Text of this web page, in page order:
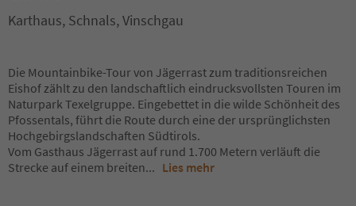
Karthaus, Schnals, Vinschgau
Die Mountainbike-Tour von Jägerrast zum traditionsreichen
Eishof zählt zu den landschaftlich eindrucksvollsten Touren im
Naturpark Texelgruppe. Eingebettet in die wilde Schönheit des
Pfossentals, führt die Route durch eine der ursprünglichsten
Hochgebirgslandschaften Südtirols.
Vom Gasthaus Jägerrast auf rund 1.700 Metern verläuft die
Strecke auf einem breiten... Lies mehr